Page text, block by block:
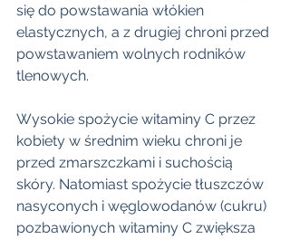
się do powstawania włókien
elastycznych, a z drugiej chroni przed
powstawaniem wolnych rodników
tlenowych.
Wysokie spożycie witaminy C przez
kobiety w średnim wieku chroni je
przed zmarszczkami i suchością
skóry. Natomiast spożycie tłuszczów
nasyconych i węglowodanów (cukru)
pozbawionych witaminy C zwiększa